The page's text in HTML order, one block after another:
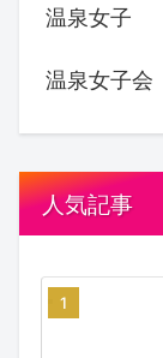
温泉女子
温泉女子会
人気記事